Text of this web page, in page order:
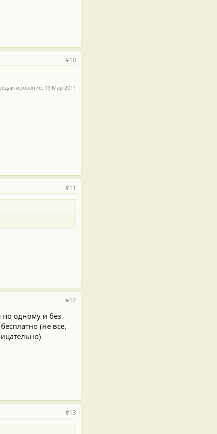
#10
19 Мар 2011
#11
#12
по одному и без
(не все,
#13